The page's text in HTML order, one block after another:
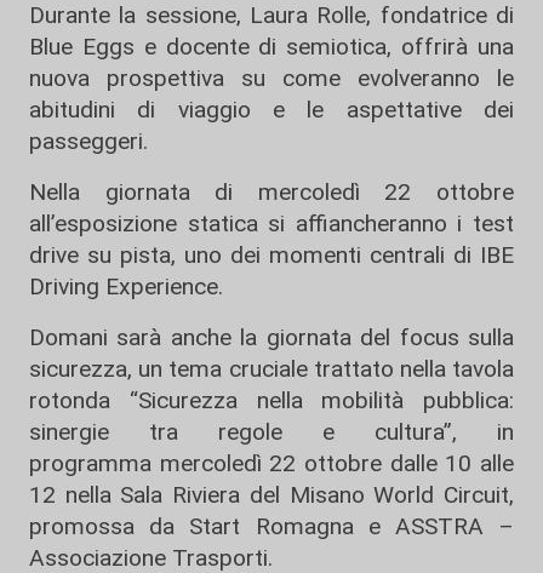
Durante la sessione, Laura Rolle, fondatrice di
Blue Eggs e docente di semiotica, offrirà una
nuova prospettiva su come evolveranno le
abitudini di viaggio e le aspettative dei
passeggeri.
Nella giornata di mercoledì 22 ottobre
all’esposizione statica si affiancheranno i test
drive su pista, uno dei momenti centrali di IBE
Driving Experience.
Domani sarà anche la giornata del focus sulla
sicurezza, un tema cruciale trattato nella tavola
rotonda “Sicurezza nella mobilità pubblica:
sinergie tra regole e cultura”, in
programma mercoledì 22 ottobre dalle 10 alle
12 nella Sala Riviera del Misano World Circuit,
promossa da Start Romagna e ASSTRA –
Associazione Trasporti.